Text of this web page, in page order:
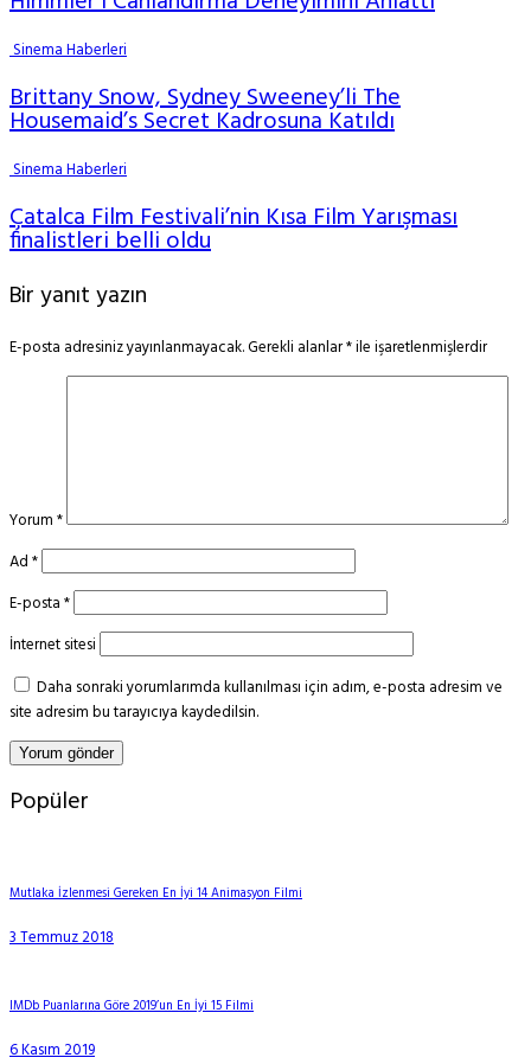
Sinema Haberleri
Brittany Snow, Sydney Sweeney’li The
Housemaid’s Secret Kadrosuna Katıldı
Sinema Haberleri
Çatalca Film Festivali’nin Kısa Film Yarışması
finalistleri belli oldu
Bir yanıt yazın
E-posta adresiniz yayınlanmayacak.Gerekli alanlar*ile işaretlenmişlerdir
Yorum*
Ad*
E-posta*
İnternet sitesi
Daha sonraki yorumlarımda kullanılması için adım, e-posta adresim ve
site adresim bu tarayıcıya kaydedilsin.
Popüler
Mutlaka İzlenmesi Gereken En İyi 14 Animasyon Filmi
3 Temmuz 2018
IMDb Puanlarına Göre 2019’un En İyi 15 Filmi
6 Kasım 2019